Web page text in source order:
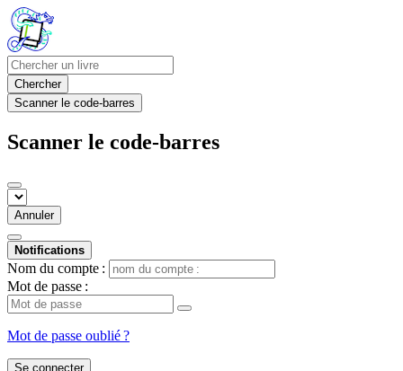
Chercher
Scanner le code-barres
Scanner le code-barres
Annuler
Notifications
Nom du compte :
Mot de passe :
Mot de passe oublié ?
Se connecter